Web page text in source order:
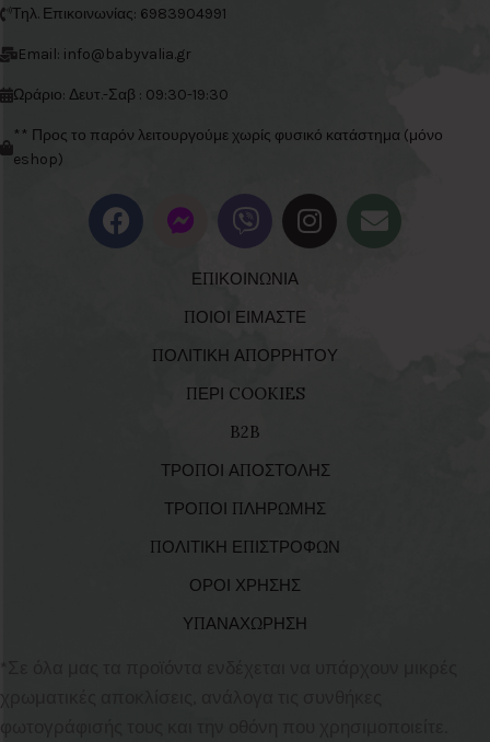
Τηλ. Επικοινωνίας: 6983904991
Email: info@babyvalia.gr
Ωράριο: Δευτ.-Σαβ : 09:30-19:30
** Προς το παρόν λειτουργούμε χωρίς φυσικό κατάστημα (μόνο
eshop)
ΕΠΙΚΟΙΝΩΝΙΑ
ΠΟΙΟΙ ΕΙΜΑΣΤΕ
ΠΟΛΙΤΙΚΗ ΑΠΟΡΡΗΤΟΥ
ΠΕΡΙ COOKIES
B2B
ΤΡΟΠΟΙ ΑΠΟΣΤΟΛΗΣ
ΤΡΟΠΟΙ ΠΛΗΡΩΜΗΣ
ΠΟΛΙΤΙΚΗ ΕΠΙΣΤΡΟΦΩΝ
ΟΡΟΙ ΧΡΗΣΗΣ
ΥΠΑΝΑΧΩΡΗΣΗ
χρωματικές αποκλίσεις, ανάλογα τις συνθήκες
φωτογράφισής τους και την οθόνη που χρησιμοποιείτε.